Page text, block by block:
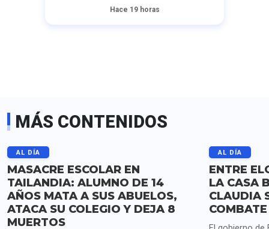
Hace 19 horas
MÁS CONTENIDOS
AL DÍA
MASACRE ESCOLAR EN
TAILANDIA: ALUMNO DE 14
AÑOS MATA A SUS ABUELOS,
ATACA SU COLEGIO Y DEJA 8
MUERTOS
AL DÍA
ENTRE
LA CASA
CLAUDIA